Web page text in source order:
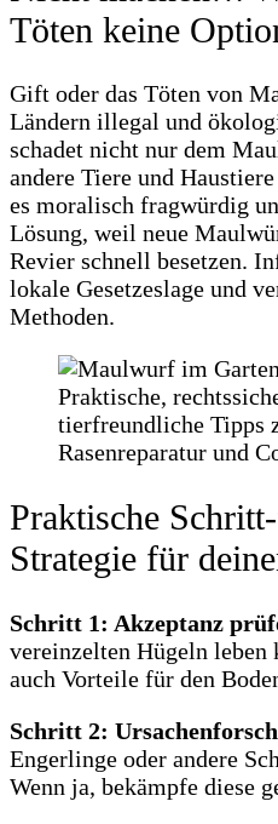
Töten keine
Gift oder das Töten von
Ländern illegal und
schadet nicht nur dem
andere Tiere und
es moralisch fragwürdig
Lösung, weil neue
Revier schnell besetzen.
lokale Gesetzeslage und
Methoden.
Praktische
Strategie für
Schritt 1: Akzeptanz
vereinzelten Hügeln leben
auch Vorteile für den
Schritt 2:
Engerlinge oder andere
Wenn ja, bekämpfe diese